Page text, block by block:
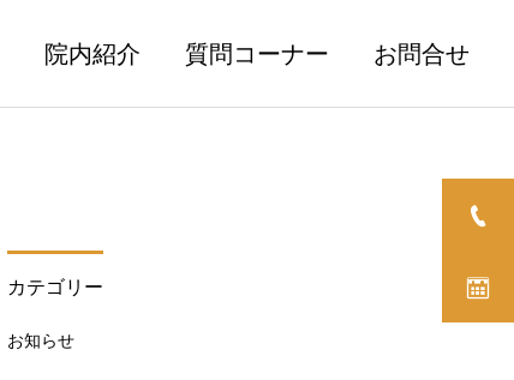
院内紹介 質問コーナー お問合せ
カテゴリー
お知らせ